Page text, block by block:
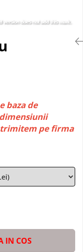
baza de
pe firma
IN COS